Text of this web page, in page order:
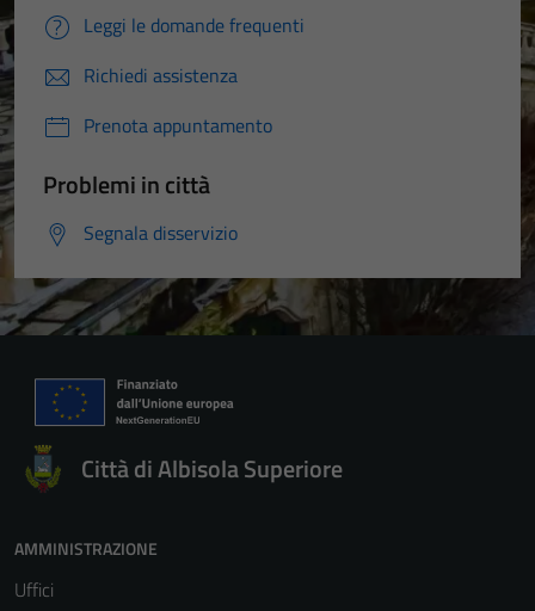
Leggi le domande frequenti
Richiedi assistenza
Prenota appuntamento
Problemi in città
Segnala disservizio
Città di Albisola Superiore
AMMINISTRAZIONE
Uffici